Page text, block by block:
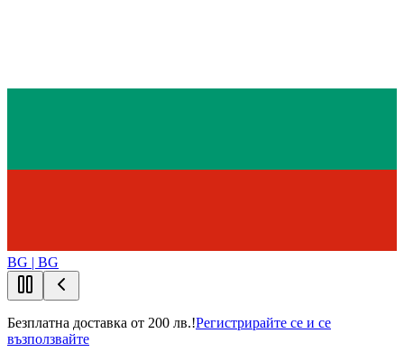
BG | BG
Безплатна доставка от 200 лв.!Регистрирайте се и се
възползвайте